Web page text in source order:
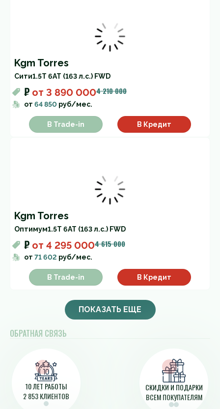
Kgm Torres
Cити1.5T 6AT (163 л.с.) FWD
₽ от 3 890 0004 210 000
от 64 850 руб/мес.
В Trade-in В Кредит
Kgm Torres
Оптимум1.5T 6AT (163 л.с.) FWD
₽ от 4 295 0004 615 000
от 71 602 руб/мес.
В Trade-in В Кредит
ПОКАЗАТЬ ЕЩЕ
ОБРАТНАЯ СВЯЗЬ
10 ЛЕТ РАБОТЫ
2 853 КЛИЕНТОВ
СКИДКИ И ПОДАРКИ
ВСЕМ ПОКУПАТЕЛЯМ